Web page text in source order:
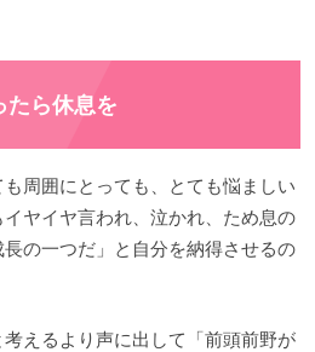
たら休息を
周囲にとっても、とても悩ましい
ヤイヤ言われ、泣かれ、ため息の
の一つだ」と自分を納得させるの
えるより声に出して「前頭前野が